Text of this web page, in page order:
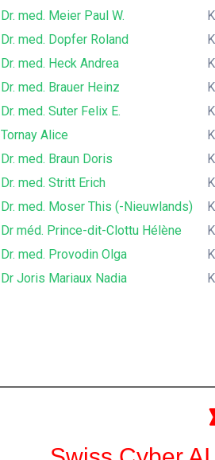
Dr. med. Meier Paul W.
Dr. med. Dopfer Roland
Dr. med. Heck Andrea
Dr. med. Brauer Heinz
Dr. med. Suter Felix E.
Tornay Alice
Dr. med. Braun Doris
Dr. med. Stritt Erich
Dr. med. Moser This (-Nieuwlands)
Dr méd. Prince-dit-Clottu Hélène
Dr. med. Provodin Olga
Dr Joris Mariaux Nadia